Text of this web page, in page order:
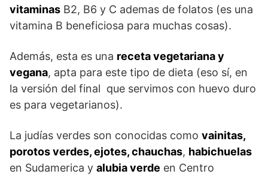
vitaminas B2, B6 y C ademas de folatos (es una
vitamina B beneficiosa para muchas cosas).
Además, esta es una receta vegetariana y
vegana, apta para este tipo de dieta (eso sí, en
la versión del final que servimos con huevo duro
es para vegetarianos).
La judías verdes son conocidas como vainitas,
porotos verdes, ejotes, chauchas, habichuelas
en Sudamerica y alubia verde en Centro